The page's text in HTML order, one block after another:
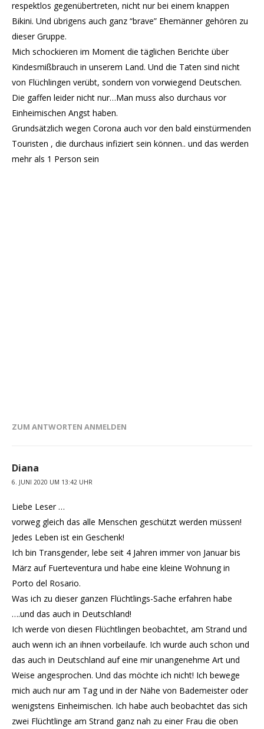
respektlos gegenübertreten, nicht nur bei einem knappen
Bikini. Und übrigens auch ganz “brave” Ehemänner gehören zu
dieser Gruppe.
Mich schockieren im Moment die täglichen Berichte über
Kindesmißbrauch in unserem Land. Und die Taten sind nicht
von Flüchlingen verübt, sondern von vorwiegend Deutschen.
Die gaffen leider nicht nur…Man muss also durchaus vor
Einheimischen Angst haben.
Grundsätzlich wegen Corona auch vor den bald einstürmenden
Touristen , die durchaus infiziert sein können.. und das werden
mehr als 1 Person sein
ZUM ANTWORTEN ANMELDEN
Diana
6. JUNI 2020 UM 13:42 UHR
Liebe Leser …
vorweg gleich das alle Menschen geschützt werden müssen!
Jedes Leben ist ein Geschenk!
Ich bin Transgender, lebe seit 4 Jahren immer von Januar bis
März auf Fuerteventura und habe eine kleine Wohnung in
Porto del Rosario.
Was ich zu dieser ganzen Flüchtlings-Sache erfahren habe
….und das auch in Deutschland!
Ich werde von diesen Flüchtlingen beobachtet, am Strand und
auch wenn ich an ihnen vorbeilaufe. Ich wurde auch schon und
das auch in Deutschland auf eine mir unangenehme Art und
Weise angesprochen. Und das möchte ich nicht! Ich bewege
mich auch nur am Tag und in der Nähe von Bademeister oder
wenigstens Einheimischen. Ich habe auch beobachtet das sich
zwei Flüchtlinge am Strand ganz nah zu einer Frau die oben